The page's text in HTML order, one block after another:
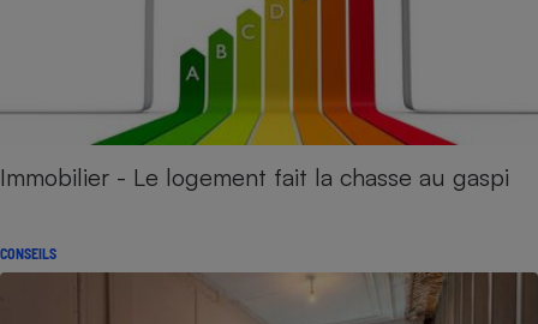
Immobilier - Le logement fait la chasse au gaspi
CONSEILS